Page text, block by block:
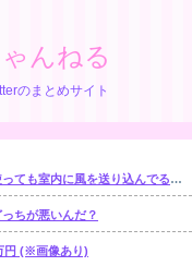
んねる
のまとめサイト
送り込んでるファンは汚いままですよ」
ちが悪いんだ？
円 (※画像あり)